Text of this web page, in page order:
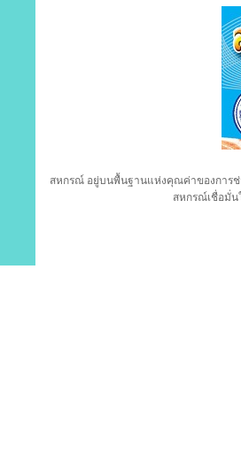
สหกรณ์ อยู่บนพื้นฐานแห่งคุณค่าของการช่
สหกรณ์เชื่อมั่น